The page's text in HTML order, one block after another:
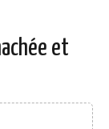
et